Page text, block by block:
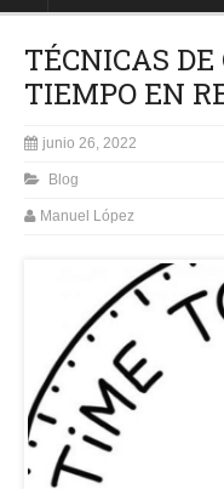
TÉCNICAS
TIEMPO EN
junio 26, 2022
Blog
Manuel López